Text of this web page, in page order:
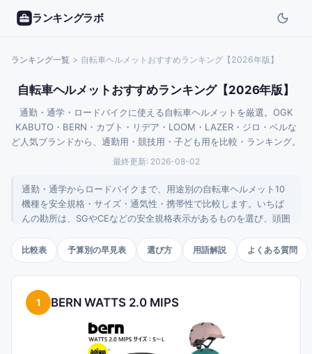
ランキングラボ
ランキング一覧 > 自転車ヘルメットおすすめランキング【2026年版】
自転車ヘルメットおすすめランキング【2026年版】
通勤・通学・ロードバイクに使える自転車ヘルメットを厳選。OGK
KABUTO・BERN・カブト・リデア・LOOM・LAZER・ジロ・ベルな
ど人気ブランドから、通勤用・競技用・子ども用を比較・ランキング。
最終更新: 2026-08-02
通勤・通学からロードバイクまで、用途別の自転車ヘルメット10
機種を安全規格・サイズ・通気性・携帯性で比較します。いちば
んの勘所は、SGやCEなどの安全規格表示があるものを選び、頭囲
撃吸収性能の低下につながります。
比較表 予算別の早見表 選び方 用語解説 よくある質問
1 BERN WATTS 2.0 MIPS